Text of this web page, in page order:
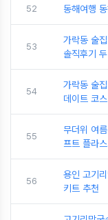
52 동해여행
53
가락동 술
솔직후기
54
가락동 술
데이트 코
55
무더위 여
프트 플라
56
용인 고기
키트 추천